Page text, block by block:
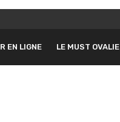
EN LIGNE LE MUST OVALIE